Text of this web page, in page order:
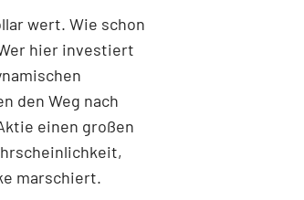
wert. Wie schon
hier investiert
den Weg nach
einen großen
marschiert.